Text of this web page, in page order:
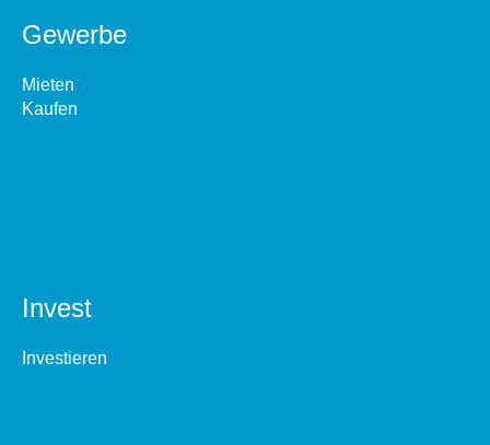
Gewerbe
Mieten
Kaufen
Invest
Investieren